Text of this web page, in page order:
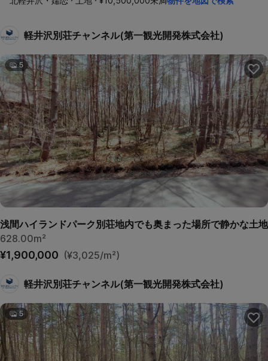
軽井沢別荘チャンネル(第一観光開発株式会社)
5
浅間ハイランドパーク別荘地内でも奥まった場所で静かな土地
628.00m²
¥1,900,000 (¥3,025/m²)
軽井沢別荘チャンネル(第一観光開発株式会社)
5